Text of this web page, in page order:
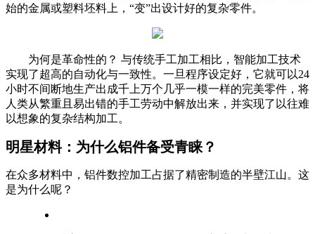
始的金属或塑料坯料上，“变”出设计好的复杂零件。
为何是革命性的？ 与传统手工加工相比， 智能加工技术
实现了超高的自动化与一致性。一旦程序设定好，它就可以24
小时不间断地生产出成千上万个几乎一模一样的完美零件，将
人类从繁重且易出错的手工劳动中解放出来，并实现了以往难
以想象的复杂结构加工。
明星材料：为什么铝件备受青睐？
在众多材料中，铝件数控加工占据了精密制造的半壁江山。这
是为什么呢？